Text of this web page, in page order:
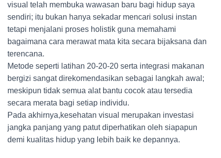
visual telah membuka wawasan baru bagi hidup saya
sendiri; itu bukan hanya sekadar mencari solusi instan
tetapi menjalani proses holistik guna memahami
bagaimana cara merawat mata kita secara bijaksana dan
terencana.
Metode seperti latihan 20-20-20 serta integrasi makanan
bergizi sangat direkomendasikan sebagai langkah awal;
meskipun tidak semua alat bantu cocok atau tersedia
secara merata bagi setiap individu.
Pada akhirnya,kesehatan visual merupakan investasi
jangka panjang yang patut diperhatikan oleh siapapun
demi kualitas hidup yang lebih baik ke depannya.